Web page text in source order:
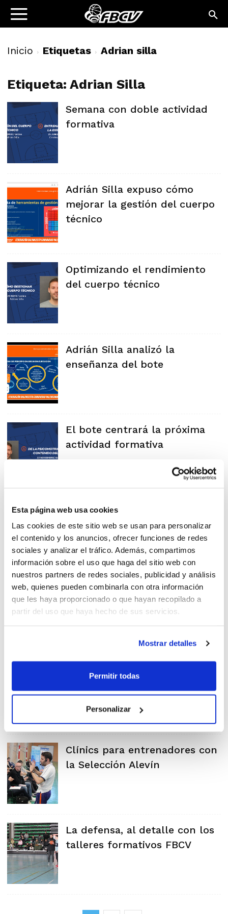
Esta página web usa cookies
Las cookies de este sitio web se usan para personalizar
el contenido y los anuncios, ofrecer funciones de redes
sociales y analizar el tráfico. Además, compartimos
información sobre el uso que haga del sitio web con
nuestros partners de redes sociales, publicidad y análisis
web, quienes pueden combinarla con otra información
que les haya proporcionado o que hayan recopilado a
partir del uso que haya hecho de sus servicios.
Mostrar detalles
Permitir todas
Personalizar
Inicio Etiquetas Adrian silla
Etiqueta: Adrian Silla
Semana con doble actividad
formativa
Adrián Silla expuso cómo
mejorar la gestión del cuerpo
técnico
Optimizando el rendimiento
del cuerpo técnico
Adrián Silla analizó la
enseñanza del bote
El bote centrará la próxima
actividad formativa
¿Cómo entrenar la técnica
individual en la base?
Conociendo a fondo el trabajo
de selecciones
Concentración + Clínic con la
Clínics para entrenadores con
la Selección Alevín
La defensa, al detalle con los
talleres formativos FBCV